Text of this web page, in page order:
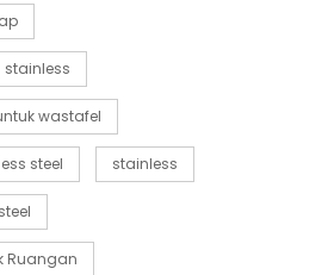
wastafel
steel stainless
Ruangan